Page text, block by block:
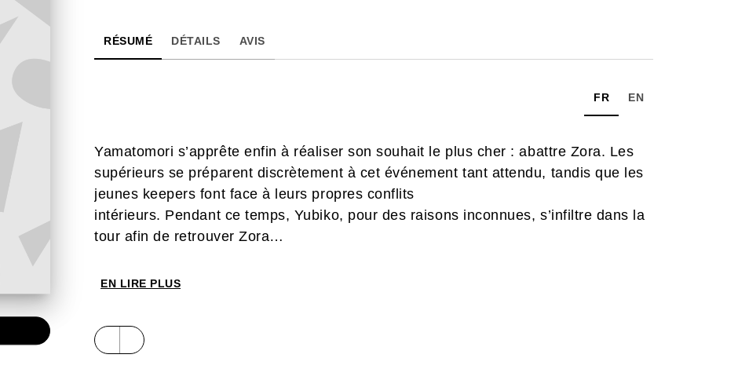
RÉSUMÉ DÉTAILS AVIS
FR EN
Yamatomori s’apprête enfin à réaliser son souhait le plus cher : abattre Zora. Les
supérieurs se préparent discrètement à cet événement tant attendu, tandis que les
jeunes keepers font face à leurs propres conflits
intérieurs. Pendant ce temps, Yubiko, pour des raisons inconnues, s’infiltre dans la
tour afin de retrouver Zora…
EN LIRE PLUS